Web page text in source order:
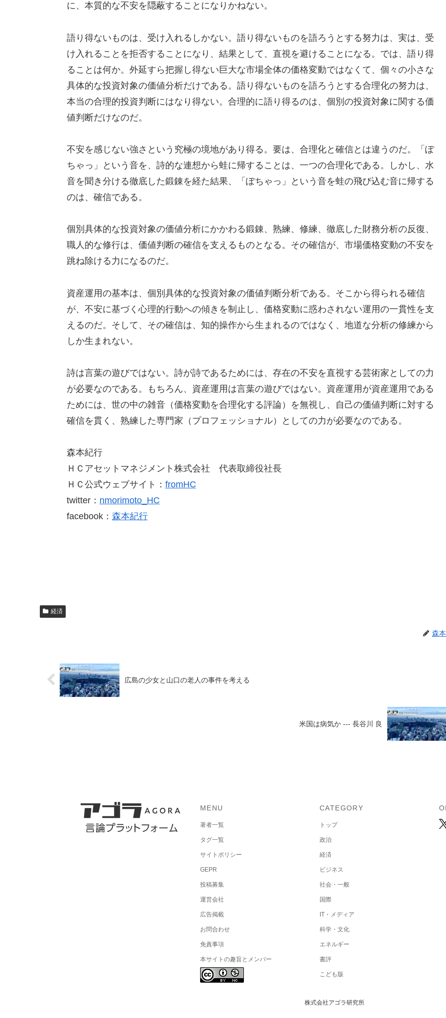
に、本質的な不安を隠蔽することになりかねない。
語り得ないものは、受け入れるしかない。語り得ないものを語ろうとする努力は、実は、受
け入れることを拒否することになり、結果として、直視を避けることになる。では、語り得
ることは何か。外延すら把握し得ない巨大な市場全体の価格変動ではなくて、個々の小さな
具体的な投資対象の価値分析だけである。語り得ないものを語ろうとする合理化の努力は、
本当の合理的投資判断にはなり得ない。合理的に語り得るのは、個別の投資対象に関する価
値判断だけなのだ。
不安を感じない強さという究極の境地があり得る。要は、合理化と確信とは違うのだ。「ぽ
ちゃっ」という音を、詩的な連想から蛙に帰することは、一つの合理化である。しかし、水
音を聞き分ける徹底した鍛錬を経た結果、「ぽちゃっ」という音を蛙の飛び込む音に帰する
のは、確信である。
個別具体的な投資対象の価値分析にかかわる鍛錬、熟練、修練、徹底した財務分析の反復、
職人的な修行は、価値判断の確信を支えるものとなる。その確信が、市場価格変動の不安を
跳ね除ける力になるのだ。
資産運用の基本は、個別具体的な投資対象の価値判断分析である。そこから得られる確信
が、不安に基づく心理的行動への傾きを制止し、価格変動に惑わされない運用の一貫性を支
えるのだ。そして、その確信は、知的操作から生まれるのではなく、地道な分析の修練から
しか生まれない。
詩は言葉の遊びではない。詩が詩であるためには、存在の不安を直視する芸術家としての力
が必要なのである。もちろん、資産運用は言葉の遊びではない。資産運用が資産運用である
ためには、世の中の雑音（価格変動を合理化する評論）を無視し、自己の価値判断に対する
確信を貫く、熟練した専門家（プロフェッショナル）としての力が必要なのである。
森本紀行
ＨＣアセットマネジメント株式会社 代表取締役社長
ＨＣ公式ウェブサイト： fromHC
twitter： nmorimoto_HC
facebook： 森本紀行
経済
森
広島の少女と山口の老人の事件を考える
米国は病気か --- 長谷川 良
MENU
著者一覧
タグ一覧
サイトポリシー
GEPR
投稿募集
運営会社
広告掲載
お問合わせ
免責事項
本サイトの趣旨とメンバー
CATEGORY
トップ
政治
経済
ビジネス
社会・一般
国際
IT・メディア
科学・文化
エネルギー
書評
こども版
株式会社アゴラ研究所